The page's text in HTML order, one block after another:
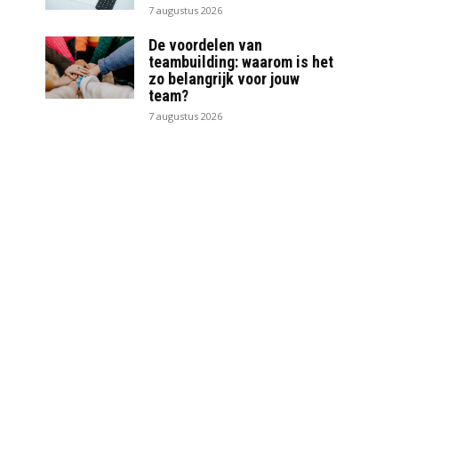
7 augustus 2026
De voordelen van
teambuilding: waarom is het
zo belangrijk voor jouw
team?
7 augustus 2026